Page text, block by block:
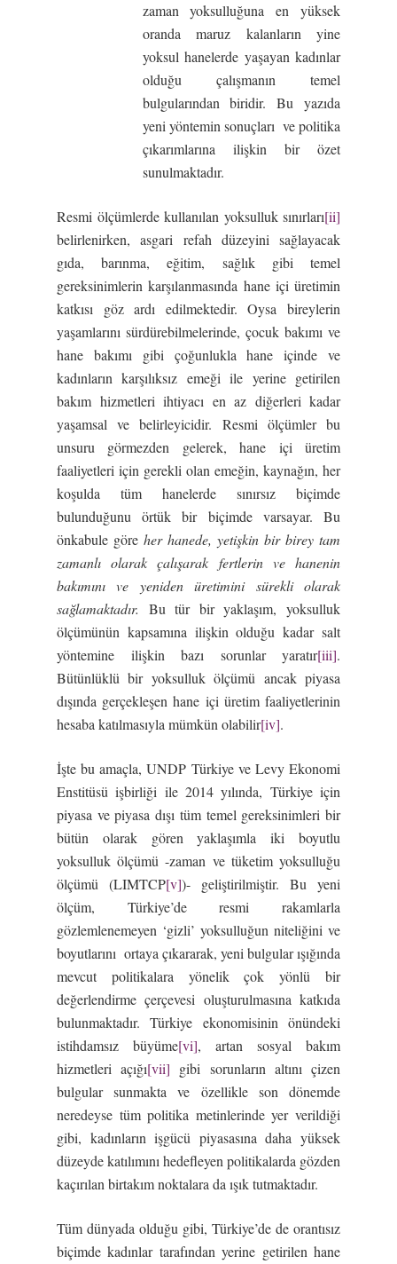
zaman yoksulluğuna en yüksek
oranda maruz kalanların yine
yoksul hanelerde yaşayan kadınlar
olduğu çalışmanın temel
bulgularından biridir. Bu yazıda
yeni yöntemin sonuçları ve politika
çıkarımlarına ilişkin bir özet
sunulmaktadır.
Resmi ölçümlerde kullanılan yoksulluk sınırları[ii]
belirlenirken, asgari refah düzeyini sağlayacak
gıda, barınma, eğitim, sağlık gibi temel
gereksinimlerin karşılanmasında hane içi üretimin
katkısı göz ardı edilmektedir. Oysa bireylerin
yaşamlarını sürdürebilmelerinde, çocuk bakımı ve
hane bakımı gibi çoğunlukla hane içinde ve
kadınların karşılıksız emeği ile yerine getirilen
bakım hizmetleri ihtiyacı en az diğerleri kadar
yaşamsal ve belirleyicidir. Resmi ölçümler bu
unsuru görmezden gelerek, hane içi üretim
faaliyetleri için gerekli olan emeğin, kaynağın, her
koşulda tüm hanelerde sınırsız biçimde
bulunduğunu örtük bir biçimde varsayar. Bu
önkabule göre her hanede, yetişkin bir birey tam
zamanlı olarak çalışarak fertlerin ve hanenin
bakımını ve yeniden üretimini sürekli olarak
sağlamaktadır. Bu tür bir yaklaşım, yoksulluk
ölçümünün kapsamına ilişkin olduğu kadar salt
yöntemine ilişkin bazı sorunlar yaratır[iii].
Bütünlüklü bir yoksulluk ölçümü ancak piyasa
dışında gerçekleşen hane içi üretim faaliyetlerinin
hesaba katılmasıyla mümkün olabilir[iv].
İşte bu amaçla, UNDP Türkiye ve Levy Ekonomi
Enstitüsü işbirliği ile 2014 yılında, Türkiye için
piyasa ve piyasa dışı tüm temel gereksinimleri bir
bütün olarak gören yaklaşımla iki boyutlu
yoksulluk ölçümü -zaman ve tüketim yoksulluğu
ölçümü (LIMTCP[v])- geliştirilmiştir. Bu yeni
ölçüm, Türkiye’de resmi rakamlarla
gözlemlenemeyen ‘gizli’ yoksulluğun niteliğini ve
boyutlarını ortaya çıkararak, yeni bulgular ışığında
mevcut politikalara yönelik çok yönlü bir
değerlendirme çerçevesi oluşturulmasına katkıda
bulunmaktadır. Türkiye ekonomisinin önündeki
istihdamsız büyüme[vi], artan sosyal bakım
hizmetleri açığı[vii] gibi sorunların altını çizen
bulgular sunmakta ve özellikle son dönemde
neredeyse tüm politika metinlerinde yer verildiği
gibi, kadınların işgücü piyasasına daha yüksek
düzeyde katılımını hedefleyen politikalarda gözden
kaçırılan birtakım noktalara da ışık tutmaktadır.
Tüm dünyada olduğu gibi, Türkiye’de de orantısız
biçimde kadınlar tarafından yerine getirilen hane